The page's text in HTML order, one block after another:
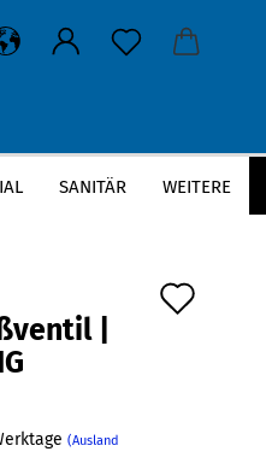
SANITÄR WEITERE
|
(Ausland